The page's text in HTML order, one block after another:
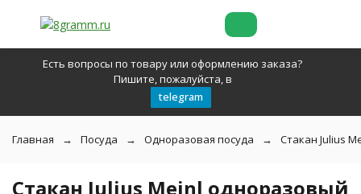
Есть вопросы по товару или оформлению заказа?
Пишите, пожалуйста, в
telegram
Главная Посуда Одноразовая посуда Стакан Julius
Стакан Julius Meinl одноразовый